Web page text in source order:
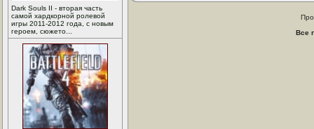
Dark Souls II - вторая часть
самой хардкорной ролевой
игры 2011-2012 года, с новым
героем, сюжето...
Все